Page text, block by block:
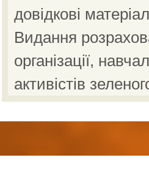
довідкові
Видання
організації,
активістів